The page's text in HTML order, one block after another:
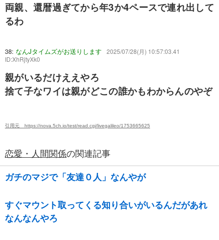
両親、還暦過ぎてから年3か4ペースで連れ出して
るわ
38: なんJタイムズがお送りします
2025/07/28(月) 10:57:03.41
ID:XhRjtyXk0
親がいるだけええやろ
捨て子なワイは親がどこの誰かもわからんのやぞ
引用元 https://nova.5ch.io/test/read.cgi/livegalileo/1753665625
恋愛・人間関係の関連記事
ガチのマジで「友達０人」なんやが
すぐマウント取ってくる知り合いがいるんだがあれ
なんなんやろ